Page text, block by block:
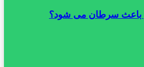
باعث سرطان می شود؟